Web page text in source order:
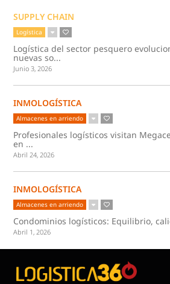
SUPPLY CHAIN
Logística
Logística del sector pesquero
nuevas so...
Junio 3, 2026
INMOLOGÍSTICA
Almacenes en arriendo
Profesionales logísticos visitan
en ...
Abril 24, 2026
INMOLOGÍSTICA
Almacenes en arriendo
Condominios logísticos: Equilibrio,
Abril 1, 2026